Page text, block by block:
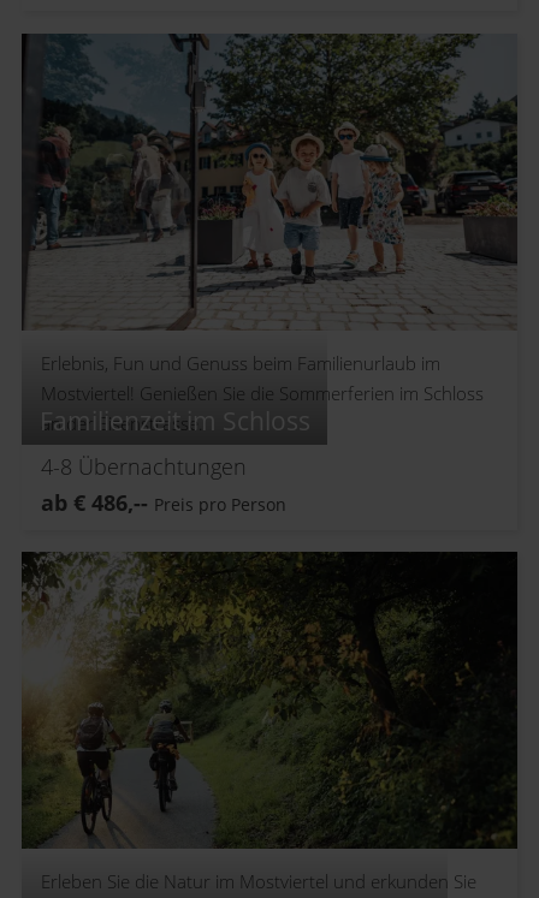
Familienzeit im Schloss
Erlebnis, Fun und Genuss beim Familienurlaub im
Mostviertel! Genießen Sie die Sommerferien im Schloss
an der Eisenstrasse.
4-8 Übernachtungen
ab € 486,-- Preis pro Person
Erleben Sie die Natur im Mostviertel und erkunden Sie